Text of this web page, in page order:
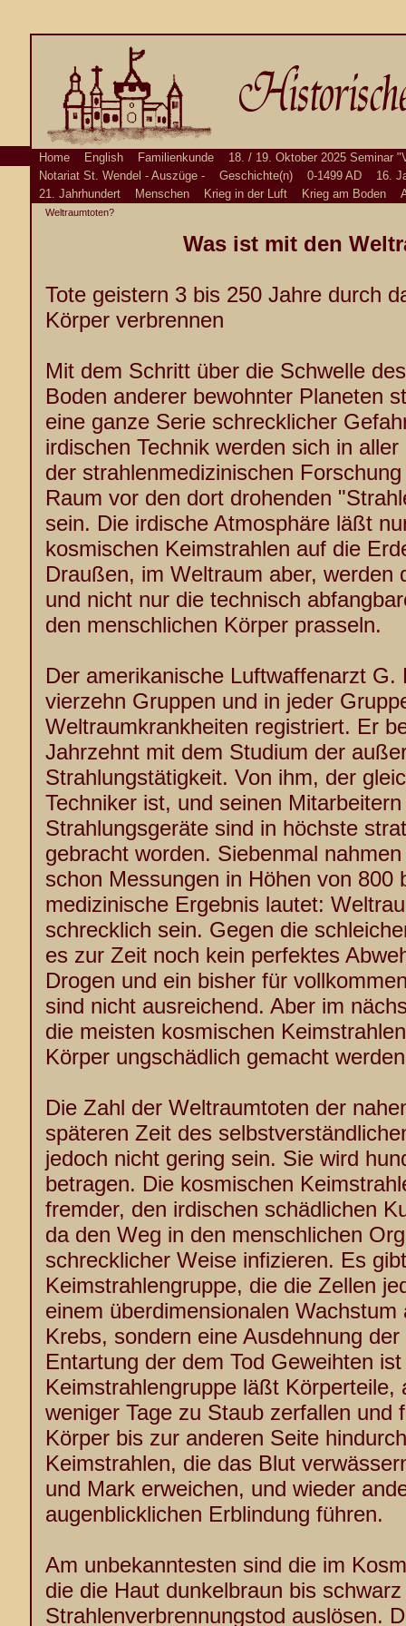
Home English Familienkunde
18. / 19. Oktober 2025 Seminar
Notariat St. Wendel - Auszüge -
Geschichte(n) 0-1499 AD
16.
21. Jahrhundert
Menschen Krieg in der Luft Krieg am Boden
Weltraumtoten?
Was ist mit den
Tote geistern 3 bis 250 Jahre durch
Körper verbrennen
Mit dem Schritt über die Schwelle
Boden anderer bewohnter Planeten
eine ganze Serie schrecklicher
irdischen Technik werden sich in
der strahlenmedizinischen
Raum vor den dort drohenden
sein. Die irdische Atmosphäre läßt
kosmischen Keimstrahlen auf die
Draußen, im Weltraum aber, werden
und nicht nur die technisch
den menschlichen Körper prasseln.
Der amerikanische Luftwaffenarzt G.
vierzehn Gruppen und in jeder
Weltraumkrankheiten registriert. Er
Jahrzehnt mit dem Studium der
Strahlungstätigkeit. Von ihm, der
Techniker ist, und seinen
Strahlungsgeräte sind in höchste
gebracht worden. Siebenmal
schon Messungen in Höhen von 800
medizinische Ergebnis lautet:
schrecklich sein. Gegen die
es zur Zeit noch kein perfektes
Drogen und ein bisher für
sind nicht ausreichend. Aber im
die meisten kosmischen
Körper ungschädlich gemacht
Die Zahl der Weltraumtoten der
späteren Zeit des
jedoch nicht gering sein. Sie wird
betragen. Die kosmischen
fremder, den irdischen schädlichen
da den Weg in den menschlichen
schrecklicher Weise infizieren. Es
Keimstrahlengruppe, die die Zellen
einem überdimensionalen
Krebs, sondern eine Ausdehnung
Entartung der dem Tod Geweihten
Keimstrahlengruppe läßt Körperteile,
weniger Tage zu Staub zerfallen und
Körper bis zur anderen Seite
Keimstrahlen, die das Blut
und Mark erweichen, und wieder
augenblicklichen Erblindung führen.
Am unbekanntesten sind die im
die die Haut dunkelbraun bis
Strahlenverbrennungstod auslösen.